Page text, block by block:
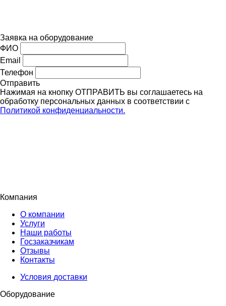
Заявка на оборудование
ФИО
Email
Телефон
Отправить
Нажимая на кнопку ОТПРАВИТЬ вы соглашаетесь на
обработку персональных данных в соответствии с
Политикой конфиденциальности.
Компания
О компании
Услуги
Наши работы
Госзаказчикам
Отзывы
Контакты
Условия доставки
Оборудование